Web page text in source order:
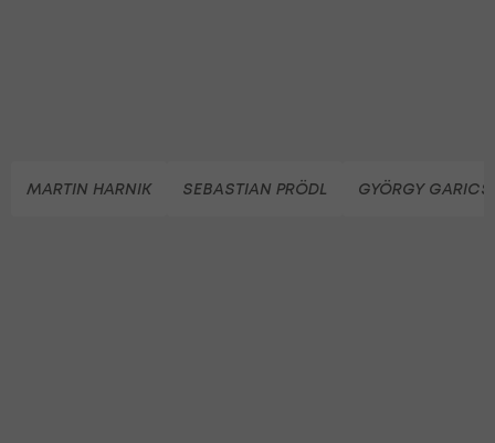
MARTIN HARNIK SEBASTIAN PRÖDL GYÖRGY GARICS